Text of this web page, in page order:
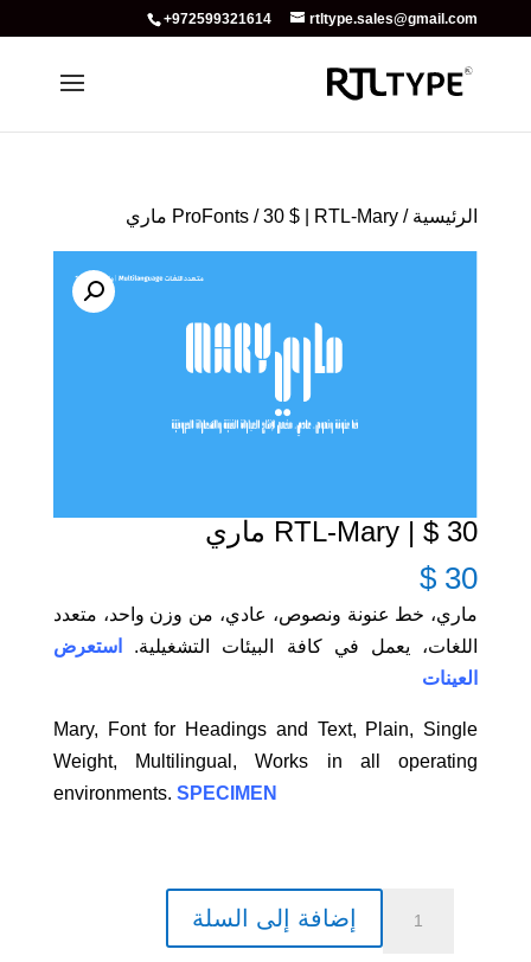
+972599321614 rtltype.sales@gmail.com
الرئيسية /
ProFonts / 30 $ | RTL-Mary ماري
30 $ | RTL-Mary ماري
$ 30
ماري، خط عنونة ونصوص، عادي، من وزن واحد، متعدد
اللغات، يعمل في كافة البيئات التشغيلية.
استعرض
العينات
Mary, Font for Headings and Text, Plain, Single
Weight, Multilingual, Works in all operating
environments. SPECIMEN
إضافة إلى السلة